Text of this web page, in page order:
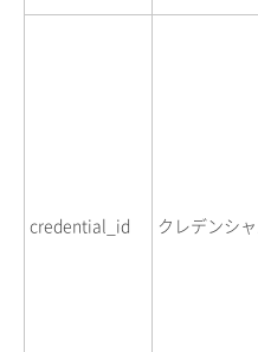
credential_id クレデンシ